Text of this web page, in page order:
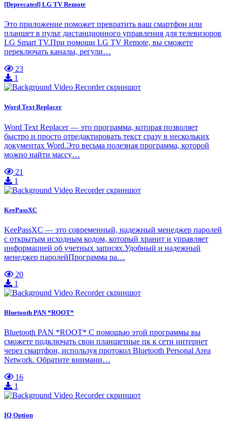
[Deprecated] LG TV Remote
Это приложение поможет превратить ваш смартфон или
планшет в пульт дистанционного управления для телевизоров
LG Smart TV.При помощи LG TV Remote, вы сможете
переключать каналы, регули…
23
1
Word Text Replacer
Word Text Replacer — это программа, которая позволяет
быстро и просто отредактировать текст сразу в нескольких
документах Word.Это весьма полезная программа, которой
можно найти массу…
21
1
KeePassXC
KeePassXC — это современный, надежный менеджер паролей
с открытым исходным кодом, который хранит и управляет
информацией об учетных записях.Удобный и надежный
менеджер паролейПрограмма ра…
20
1
Bluetooth PAN *ROOT*
Bluetooth PAN *ROOT* С помощью этой программы вы
сможете подключать свои планшетные пк к сети интернет
через смартфон, используя протокол Bluetooth Personal Area
Network. Обратите внимани…
16
1
IQ Option